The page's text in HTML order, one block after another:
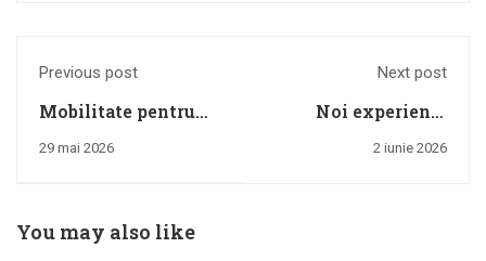
Previous post
Mobilitate pentru
practica a 10 elevi
în Braga, Portugalia,
25 mai-5 iunie 2026
29 mai 2026
Next post
Noi experiențe
internaționale
2 iunie 2026
You may also like